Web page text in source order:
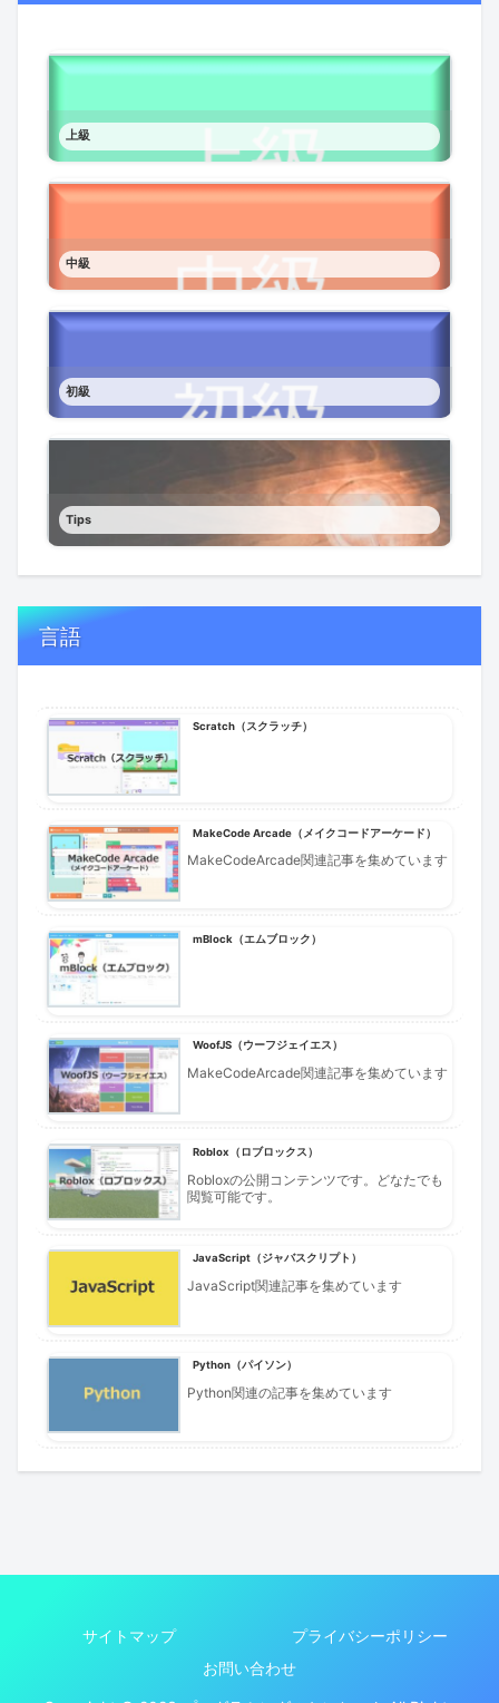
上級
中級
初級
Tips
言語
Scratch（スクラッチ）
MakeCode Arcade（メイクコードアーケード）
MakeCodeArcade関連記事を集めています
mBlock（エムブロック）
WoofJS（ウーフジェイエス）
MakeCodeArcade関連記事を集めています
Roblox（ロブロックス）
Robloxの公開コンテンツです。どなたでも
閲覧可能です。
JavaScript（ジャバスクリプト）
JavaScript関連記事を集めています
Python（パイソン）
Python関連の記事を集めています
サイトマップ
プライバシーポリシー
お問い合わせ